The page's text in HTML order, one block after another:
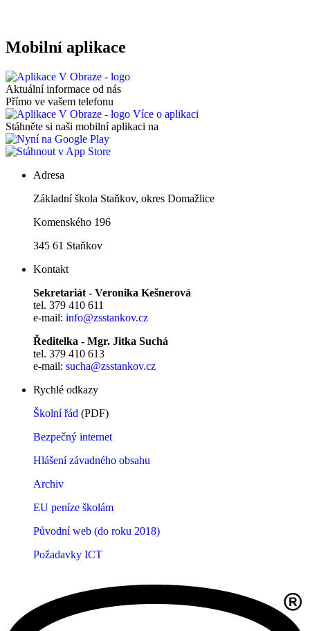
Mobilní aplikace
Aktuální informace od nás
Přímo ve vašem telefonu
Více o aplikaci
Stáhněte si naši mobilní aplikaci na
Adresa
Základní škola Staňkov, okres Domažlice
Komenského 196
345 61 Staňkov
Kontakt
Sekretariát - Veronika Kešnerová
tel. 379 410 611
e-mail: info@zsstankov.cz
Ředitelka - Mgr. Jitka Suchá
tel. 379 410 613
e-mail: sucha@zsstankov.cz
Rychlé odkazy
Školní řád (PDF)
Bezpečný internet
Hlášení závadného obsahu
Archiv
EU peníze školám
Původní web (do roku 2018)
Požadavky ICT